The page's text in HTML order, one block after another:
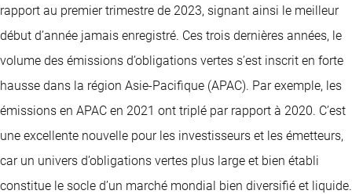
rapport au premier trimestre de 2023, signant ainsi le meilleur
début d’année jamais enregistré. Ces trois dernières années, le
volume des émissions d’obligations vertes s’est inscrit en forte
hausse dans la région Asie-Pacifique (APAC). Par exemple, les
émissions en APAC en 2021 ont triplé par rapport à 2020. C’est
une excellente nouvelle pour les investisseurs et les émetteurs,
car un univers d’obligations vertes plus large et bien établi
constitue le socle d’un marché mondial bien diversifié et liquide.